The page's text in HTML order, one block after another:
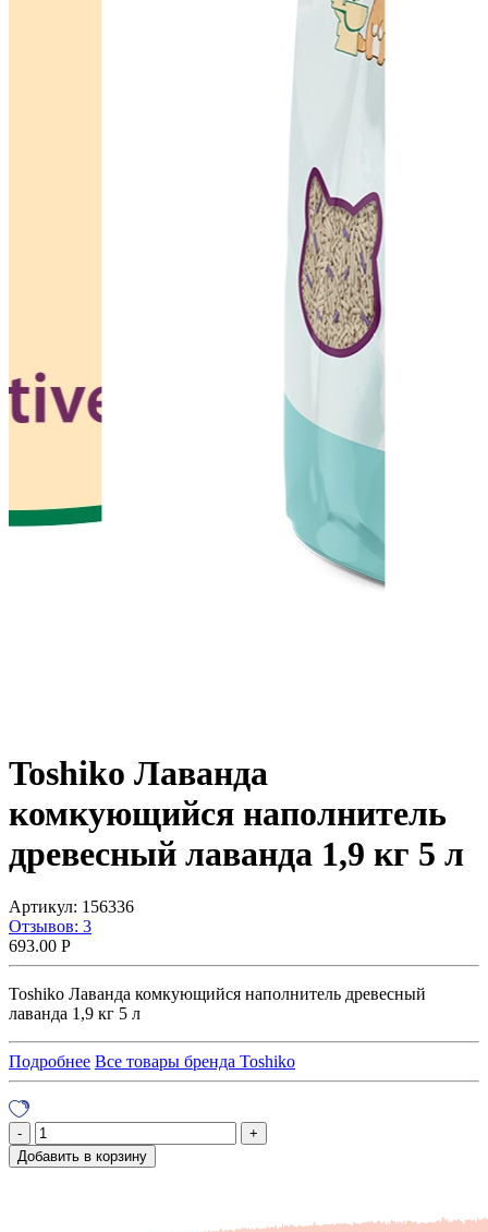
Toshiko Лаванда
комкующийся наполнитель
древесный лаванда 1,9 кг 5 л
Артикул: 156336
Отзывов: 3
693.00 Р
Toshiko Лаванда комкующийся наполнитель древесный
лаванда 1,9 кг 5 л
Подробнее Все товары бренда Toshiko
Добавить в корзину